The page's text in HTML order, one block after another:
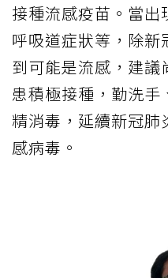
接種流感疫苗。當出
呼吸道症狀等，除
到可能是流感，建
患積極接種，勤洗
精消毒，延續新冠肺
感病毒。